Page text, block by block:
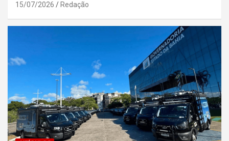
15/07/2026 Redação